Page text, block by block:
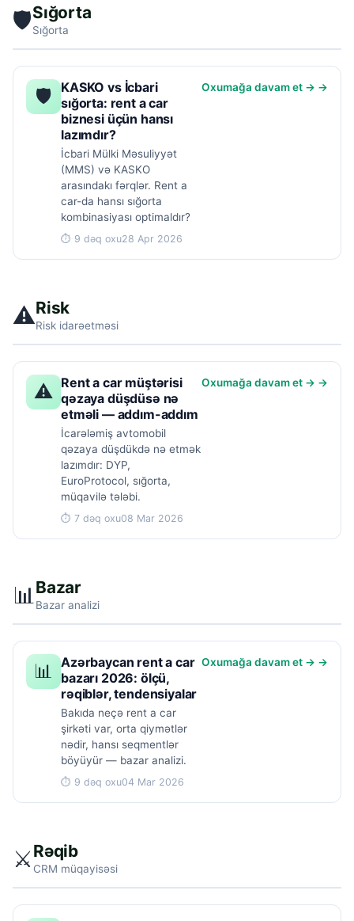
🛡Sığorta
Sığorta
🛡
KASKO vs İcbari
sığorta: rent a car
biznesi üçün hansı
lazımdır?
İcbari Mülki Məsuliyyət
(MMS) və KASKO
arasındakı fərqlər. Rent a
car-da hansı sığorta
kombinasiyası optimaldır?
⏱ 9 dəq oxu28 Apr 2026
Oxumağa davam et → →
⚠️Risk
Risk idarəetməsi
⚠ Rent a car müştərisi
qəzaya düşdüsə nə
etməli — addım-addım
İcarələmiş avtomobil
qəzaya düşdükdə nə etmək
lazımdır: DYP,
EuroProtocol, sığorta,
müqavilə tələbi.
⏱ 7 dəq oxu08 Mar 2026
Oxumağa davam et → →
📊Bazar
Bazar analizi
📊 Azərbaycan rent a car
bazarı 2026: ölçü,
rəqiblər, tendensiyalar
Bakıda neçə rent a car
şirkəti var, orta qiymətlər
nədir, hansı seqmentlər
böyüyür — bazar analizi.
⏱ 9 dəq oxu04 Mar 2026
Oxumağa davam et → →
⚔️ Rəqib
CRM müqayisəsi